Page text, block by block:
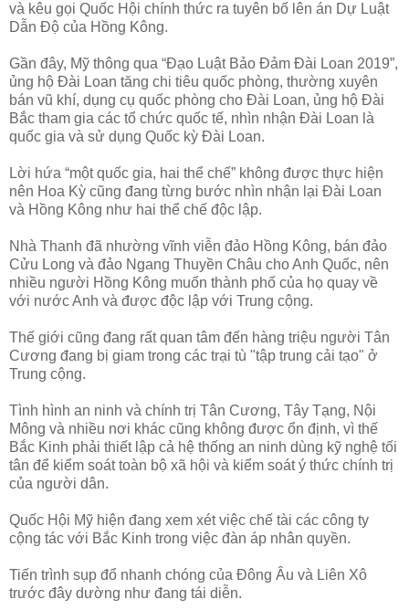
và kêu gọi Quốc Hội chính thức ra tuyên bố lên án Dự Luật
Dẫn Độ của Hồng Kông.
Gần đây, Mỹ thông qua “Đạo Luật Bảo Đảm Đài Loan 2019”,
ủng hộ Đài Loan tăng chi tiêu quốc phòng, thường xuyên
bán vũ khí, dụng cụ quốc phòng cho Đài Loan, ủng hộ Đài
Bắc tham gia các tổ chức quốc tế, nhìn nhận Đài Loan là
quốc gia và sử dụng Quốc kỳ Đài Loan.
Lời hứa “một quốc gia, hai thể chế” không được thực hiện
nên Hoa Kỳ cũng đang từng bước nhìn nhận lại Đài Loan
và Hồng Kông như hai thể chế độc lập.
Nhà Thanh đã nhường vĩnh viễn đảo Hồng Kông, bán đảo
Cửu Long và đảo Ngang Thuyền Châu cho Anh Quốc, nên
nhiều người Hồng Kông muốn thành phố của họ quay về
với nước Anh và được độc lập với Trung cộng.
Thế giới cũng đang rất quan tâm đến hàng triệu người Tân
Cương đang bị giam trong các trại tù "tập trung cải tạo" ở
Trung cộng.
Tình hình an ninh và chính trị Tân Cương, Tây Tạng, Nội
Mông và nhiều nơi khác cũng không được ổn định, vì thế
Bắc Kinh phải thiết lập cả hệ thống an ninh dùng kỹ nghệ tối
tân để kiểm soát toàn bộ xã hội và kiểm soát ý thức chính trị
của người dân.
Quốc Hội Mỹ hiện đang xem xét việc chế tài các công ty
cộng tác với Bắc Kinh trong việc đàn áp nhân quyền.
Tiến trình sụp đổ nhanh chóng của Đông Âu và Liên Xô
trước đây dường như đang tái diễn.